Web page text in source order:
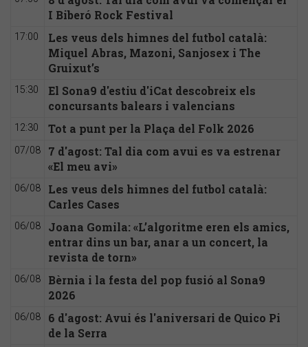
I Biberó Rock Festival
17:00
Les veus dels himnes del futbol català:
Miquel Abras, Mazoni, Sanjosex i The
Gruixut’s
15:30
El Sona9 d'estiu d'iCat descobreix els
concursants balears i valencians
12:30 Tot a punt per la Plaça del Folk 2026
07/08
7 d'agost: Tal dia com avui es va estrenar
«El meu avi»
06/08
Les veus dels himnes del futbol català:
Carles Cases
06/08
Joana Gomila: «L’algoritme eren els amics,
entrar dins un bar, anar a un concert, la
revista de torn»
06/08
Bèrnia i la festa del pop fusió al Sona9
2026
06/08
6 d'agost: Avui és l'aniversari de Quico Pi
de la Serra